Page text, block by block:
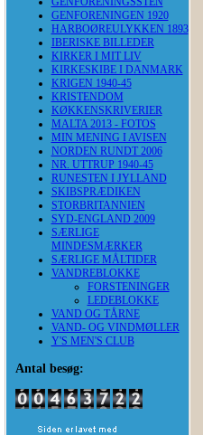
GENFORENINGEN 1920
HARBOØREULYKKEN 1893
IBERISKE BILLEDER
KIRKER I MIT LIV
KIRKESKIBE I DANMARK
KRIGEN 1940-45
KRISTENDOM
KØKKENSKRIVERIER
MALTA 2013 - FOTOS
MIN MENING I AVISEN
NORDEN RUNDT 2006
NR. UTTRUP 1940-45
RUNESTEN I JYLLAND
SKIBSPRÆDIKEN
STORBRITANNIEN
SYD-ENGLAND 2009
SÆRLIGE
MINDESMÆRKER
SÆRLIGE MÅLTIDER
VANDREBLOKKE
FORSTENINGER
LEDEBLOKKE
VAND OG TÅRNE
VAND- OG VINDMØLLER
Y'S MEN'S CLUB
Antal besøg: